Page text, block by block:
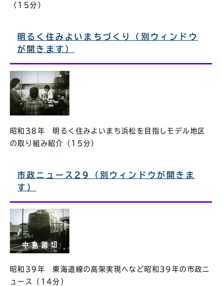
（15分）
明るく住みよいまちづくり（別ウィンドウ
が開きます）
昭和38年 明るく住みよいまち浜松を目指しモデル地区
の取り組み紹介（15分）
市政ニュース29（別ウィンドウが開きま
す）
昭和39年 東海道線の高架実現へなど昭和39年の市政ニ
ュース（14分）